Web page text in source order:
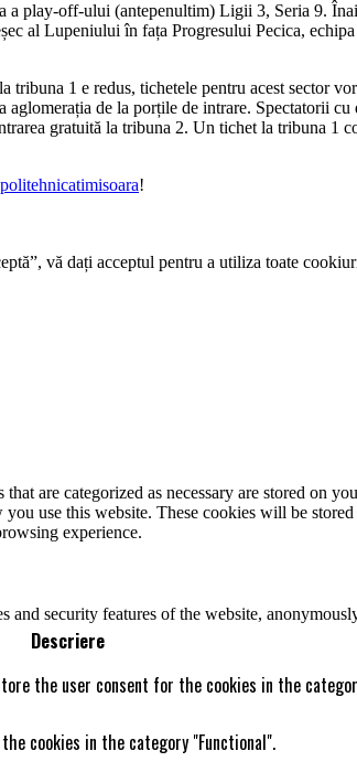
a play-off-ului (antepenultim) Ligii 3, Seria 9.
al Lupeniului în fața Progresului Pecica,
1 e redus, tichetele pentru acest sector
de la porțile de intrare. Spectatorii
gratuită la tribuna 2. Un tichet la tribuna 1
!
vă dați acceptul pentru a utiliza toate
are categorized as necessary are stored on
use this website. These cookies will be
experience.
and security features of the website,
Descriere
the user consent for the cookies in the
cookies in the category "Functional".